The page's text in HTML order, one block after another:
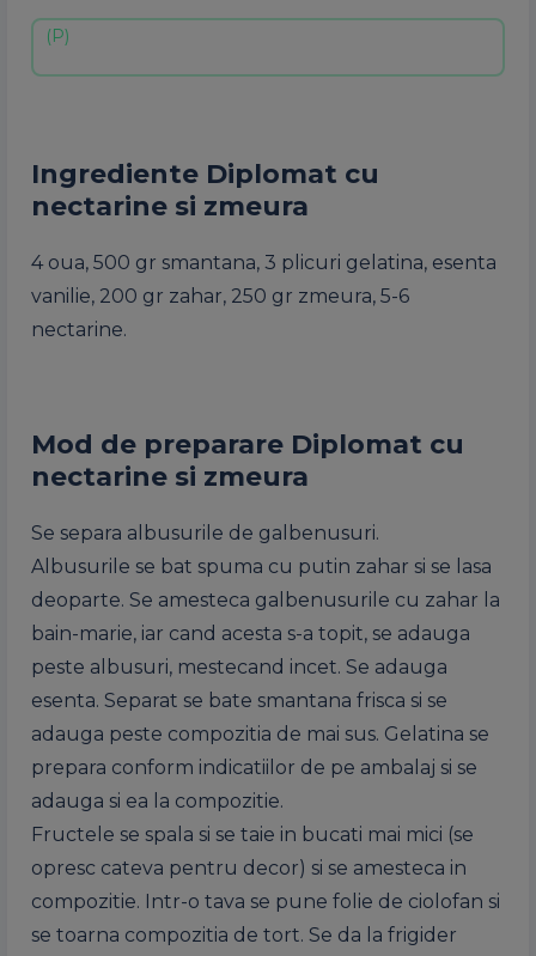
Ingrediente Diplomat cu
nectarine si zmeura
4 oua, 500 gr smantana, 3 plicuri gelatina, esenta
vanilie, 200 gr zahar, 250 gr zmeura, 5-6
nectarine.
Mod de preparare Diplomat cu
nectarine si zmeura
Se separa albusurile de galbenusuri.
Albusurile se bat spuma cu putin zahar si se lasa
deoparte. Se amesteca galbenusurile cu zahar la
bain-marie, iar cand acesta s-a topit, se adauga
peste albusuri, mestecand incet. Se adauga
esenta. Separat se bate smantana frisca si se
adauga peste compozitia de mai sus. Gelatina se
prepara conform indicatiilor de pe ambalaj si se
adauga si ea la compozitie.
Fructele se spala si se taie in bucati mai mici (se
opresc cateva pentru decor) si se amesteca in
compozitie. Intr-o tava se pune folie de ciolofan si
se toarna compozitia de tort. Se da la frigider